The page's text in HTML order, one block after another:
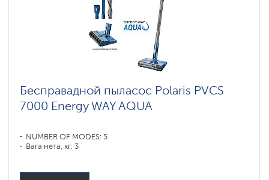
Бесправадной пыласос Polaris PVCS
7000 Energy WAY AQUA
NUMBER OF MODES: 5
Вага нета, кг: 3